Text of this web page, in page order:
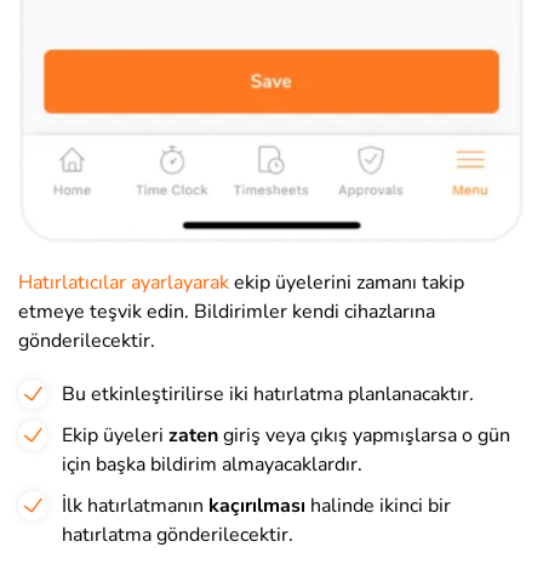
Hatırlatıcılar ayarlayarakekip üyelerini zamanı takip
etmeye teşvik edin. Bildirimler kendi cihazlarına
gönderilecektir.
Bu etkinleştirilirse iki hatırlatma planlanacaktır.
Ekip üyeleri zatengiriş veya çıkış yapmışlarsa o gün
için başka bildirim almayacaklardır.
İlk hatırlatmanın kaçırılması halinde ikinci bir
hatırlatma gönderilecektir.